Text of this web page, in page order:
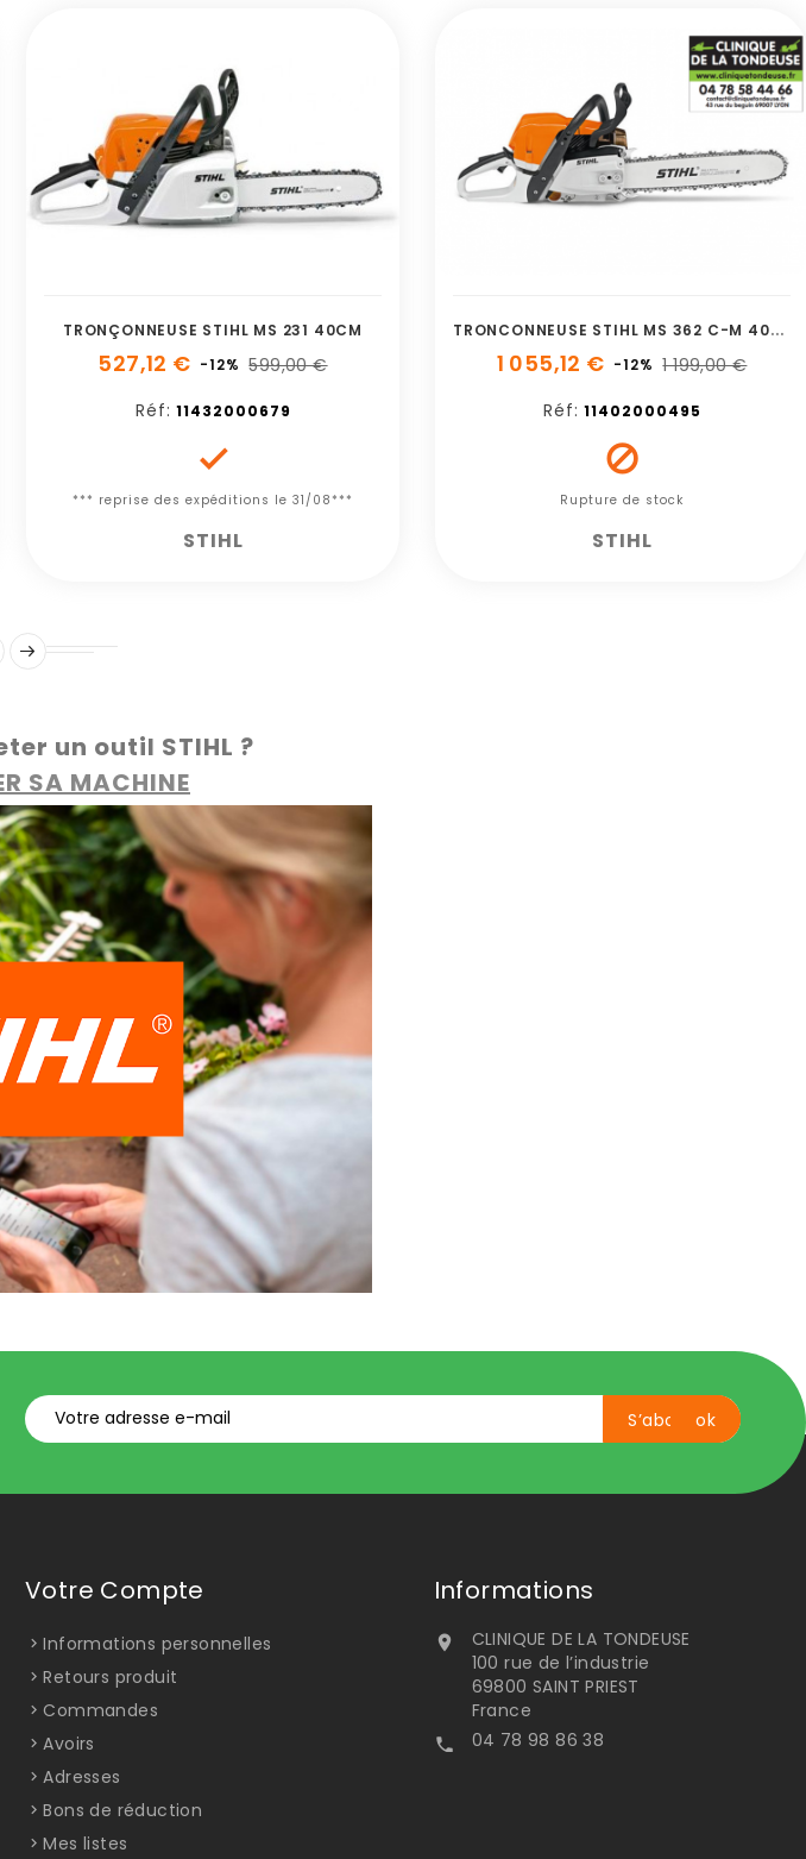
TRONÇONNEUSE STIHL MS 231 40CM
527,12 € -12% 599,00 €
Réf: 11432000679

*** reprise des expéditions le 31/08***
STIHL
T
RONCONNEUSE STIHL MS 362 C-M 40CM/16 36RS
1 055,12 € -12% 1 199,00 €
Réf: 11402000495

Rupture de stock
STIHL
un outil STIHL ?
SA MACHINE
Votre Compte
Informations personnelles
Retours produit
Commandes
Avoirs
Adresses
Bons de réduction
Mes listes
Informations

CLINIQUE DE LA TONDEUSE
100 rue de l’industrie
69800 SAINT PRIEST
France
 04 78 98 86 38